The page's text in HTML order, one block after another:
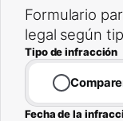
Formulario
legal según
Tipo de infracción
Fecha de la